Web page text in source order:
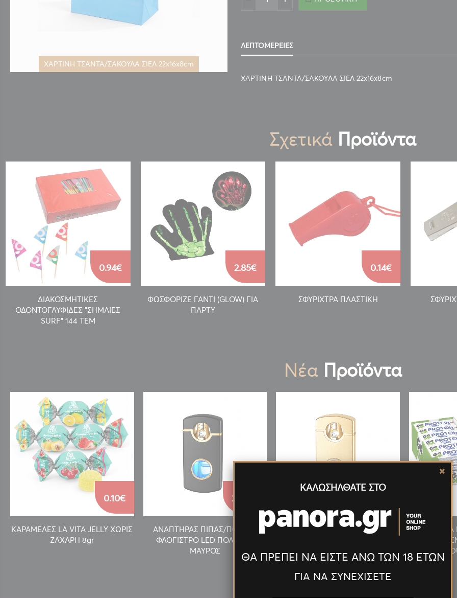
ΧΑΡΤΙΝΗ ΤΣΑΝΤΑ/ΣΑΚΟΥΛΑ ΣΙΕΛ 22x16x8cm
ΛΕΠΤΟΜΈΡΕΙΕΣ
ΧΑΡΤΙΝΗ ΤΣΑΝΤΑ/ΣΑΚΟΥΛΑ ΣΙΕΛ 22x16x8cm
Σχετικά Προϊόντα
ΔΙΑΚΟΣΜΗΤΙΚΕΣ
ΟΔΟΝΤΟΓΛΥΦΙΔΕΣ "ΣΗΜΑΙΕΣ
SURF" 144 ΤΕΜ
0.94€
ΦΩΣΦΟΡΙΖΕ ΓΑΝΤΙ (GLOW) ΓΙΑ
ΠΑΡΤΥ
2.85€
ΣΦΥΡΙΧΤΡΑ ΠΛΑΣΤΙΚΗ
0.14€
Νέα Προϊόντα
ΚΑΡΑΜΕΛΕΣ LA VITA JELLY ΧΩΡΙΣ
ΖΑΧΑΡΗ 8gr
0.10€
ΑΝΑΠΤΗΡΑΣ ΠΙΠΑΣ/ΠΟΥΡΟΥ
ΦΛΟΓΙΣΤΡΟ LED ΠΟΛΥΤΕΛ.
ΜΑΥΡΟΣ
27.55€
ΑΝΑΠΤΗΡΑΣ ΠΙΠΑΣ/ΠΟΥΡΟΥ
ΧΡΥΣΟΣ
ΠΡΟΣΦΟΡΑ
MILKY
ΚΑΛΩΣΗΛΘΑΤΕ ΣΤΟ
ΘΑ ΠΡΕΠΕΙ ΝΑ ΕΙΣΤΕ ΑΝΩ ΤΩΝ 18 ΕΤΩΝ
ΓΙΑ ΝΑ ΣΥΝΕΧΙΣΕΤΕ